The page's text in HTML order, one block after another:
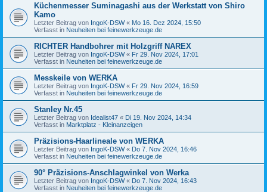
Küchenmesser Suminagashi aus der Werkstatt von Shiro
Kamo
Letzter Beitrag von IngoK-DSW« Mo 16. Dez 2024, 15:50
Verfasst in Neuheiten bei feinewerkzeuge.de
RICHTER Handbohrer mit Holzgriff NAREX
Letzter Beitrag von IngoK-DSW« Fr 29. Nov 2024, 17:01
Verfasst in Neuheiten bei feinewerkzeuge.de
Messkeile von WERKA
Letzter Beitrag von IngoK-DSW« Fr 29. Nov 2024, 16:59
Verfasst in Neuheiten bei feinewerkzeuge.de
Stanley Nr.45
Letzter Beitrag von Idealist47 « Di 19. Nov 2024, 14:34
Verfasst in Marktplatz - Kleinanzeigen
Präzisions-Haarlineale von WERKA
Letzter Beitrag von IngoK-DSW« Do 7. Nov 2024, 16:46
Verfasst in Neuheiten bei feinewerkzeuge.de
90° Präzisions-Anschlagwinkel von Werka
Letzter Beitrag von IngoK-DSW« Do 7. Nov 2024, 16:43
Verfasst in Neuheiten bei feinewerkzeuge.de